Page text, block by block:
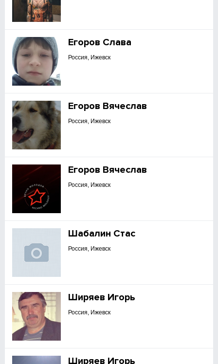
Егоров Слава
Россия, Ижевск
Егоров Вячеслав
Россия, Ижевск
Егоров Вячеслав
Россия, Ижевск
Шабалин Стас
Россия, Ижевск
Ширяев Игорь
Россия, Ижевск
Ширяев Игорь